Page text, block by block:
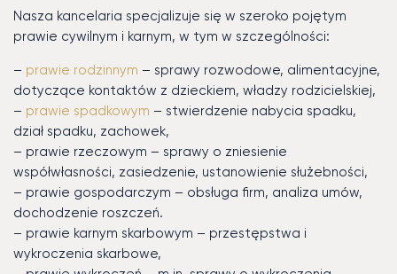
Nasza kancelaria specjalizuje się w szeroko pojętym
prawie cywilnym i karnym, w tym w szczególności:
– prawie rodzinnym – sprawy rozwodowe, alimentacyjne,
dotyczące kontaktów z dzieckiem, władzy rodzicielskiej,
– prawie spadkowym – stwierdzenie nabycia spadku,
dział spadku, zachowek,
– prawie rzeczowym – sprawy o zniesienie
współwłasności, zasiedzenie, ustanowienie służebności,
– prawie gospodarczym – obsługa firm, analiza umów,
dochodzenie roszczeń.
– prawie karnym skarbowym – przestępstwa i
wykroczenia skarbowe,